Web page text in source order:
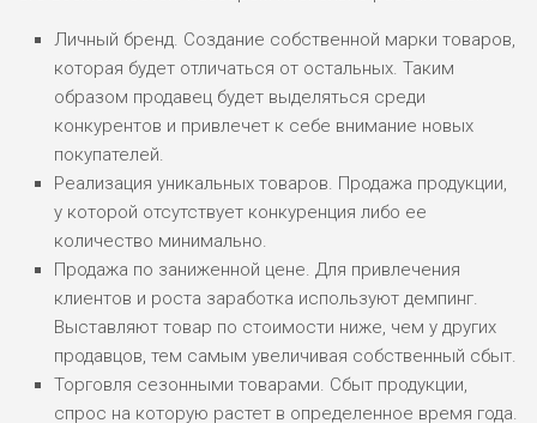
Личный бренд. Создание собственной марки товаров,
которая будет отличаться от остальных. Таким
образом продавец будет выделяться среди
конкурентов и привлечет к себе внимание новых
покупателей.
Реализация уникальных товаров. Продажа продукции,
у которой отсутствует конкуренция либо ее
количество минимально.
Продажа по заниженной цене. Для привлечения
клиентов и роста заработка используют демпинг.
Выставляют товар по стоимости ниже, чем у других
продавцов, тем самым увеличивая собственный сбыт.
Торговля сезонными товарами. Сбыт продукции,
спрос на которую растет в определенное время года.